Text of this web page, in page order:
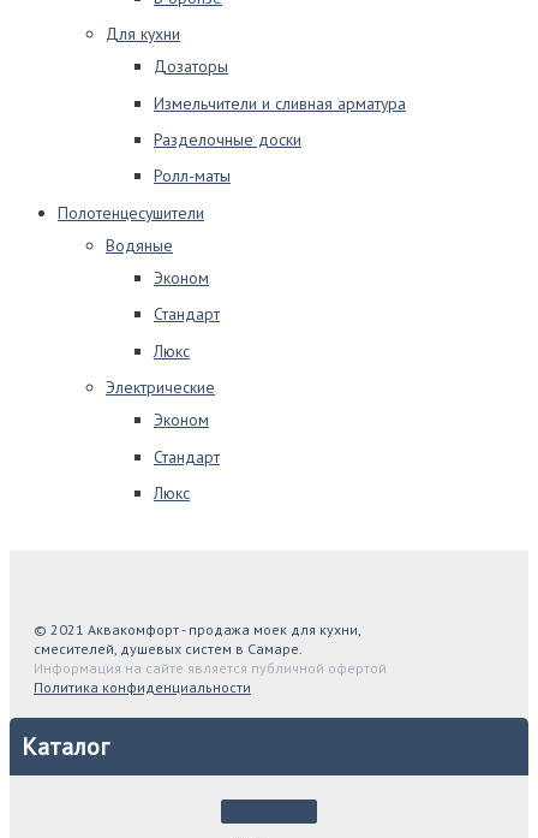
Для кухни
Дозаторы
Измельчители и сливная арматура
Разделочные доски
Ролл-маты
Полотенцесушители
Водяные
Эконом
Стандарт
Люкс
Электрические
Эконом
Стандарт
Люкс
© 2021 Аквакомфорт - продажа моек для кухни,
смесителей, душевых систем в Самаре.
Информация на сайте является публичной офертой
Политика конфиденциальности
Каталог